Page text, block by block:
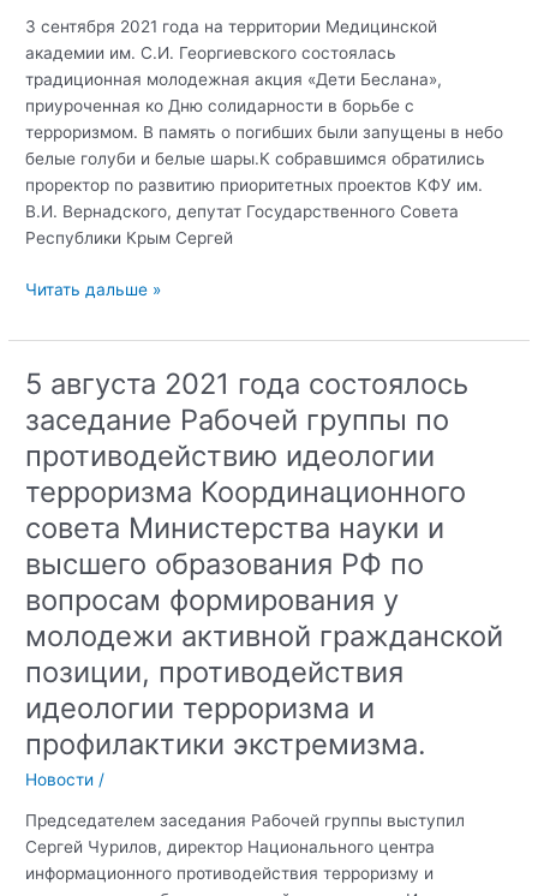
3 сентября 2021 года на территории Медицинской
академии им. С.И. Георгиевского состоялась
традиционная молодежная акция «Дети Беслана»,
приуроченная ко Дню солидарности в борьбе с
терроризмом. В память о погибших были запущены в небо
белые голуби и белые шары.К собравшимся обратились
проректор по развитию приоритетных проектов КФУ им.
В.И. Вернадского, депутат Государственного Совета
Республики Крым Сергей
Молодежная
«Дети
в
Крымском
федеральном
университете
имени
В.И.
Читать дальше »
5 августа 2021 года состоялось
заседание Рабочей группы по
противодействию идеологии
терроризма Координационного
совета Министерства науки и
высшего образования РФ по
вопросам формирования у
молодежи активной гражданской
позиции, противодействия
идеологии терроризма и
профилактики экстремизма.
Новости /
Председателем заседания Рабочей группы выступил
Сергей Чурилов, директор Национального центра
информационного противодействия терроризму и